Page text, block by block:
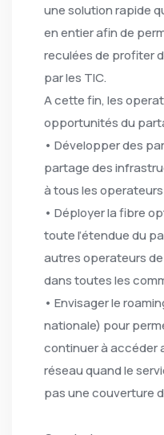
une solution rapide
en entier afin de
reculées de profiter
par les TIC.
A cette fin, les
opportunités du
• Développer des
partage des
à tous les
• Déployer la fibre
toute l’étendue du
autres operateurs
dans toutes les
• Envisager le
nationale) pour
continuer à accéder
réseau quand le
pas une couverture